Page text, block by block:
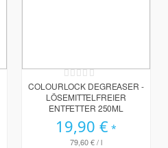
Rating:
0%
COLOURLOCK DEGREASER -
LÖSEMITTELFREIER
ENTFETTER 250ML
19,90 €
79,60 €/ l